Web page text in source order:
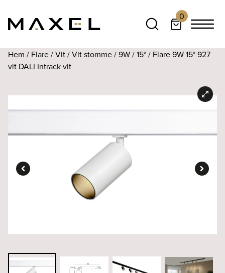
0
Hem / Flare/Vit/Vit stomme/9W/15°/ Flare 9W 15° 927
vit DALI Intrack vit